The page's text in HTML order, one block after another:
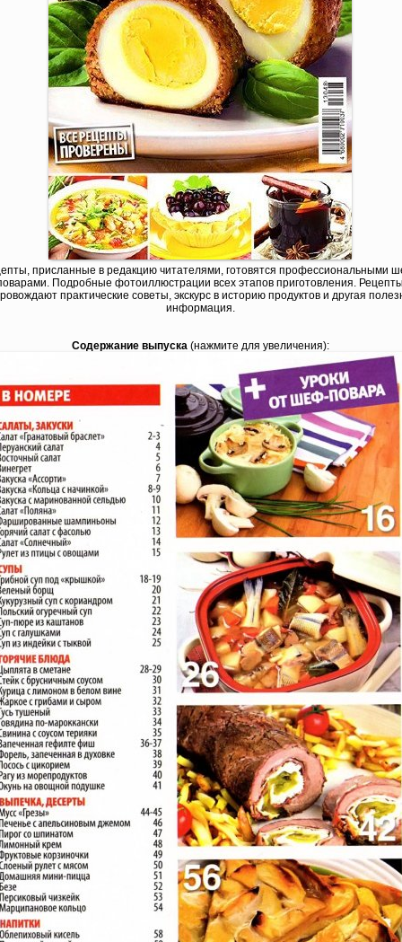
присланные в редакцию читателями, готовятся профессиональными
Подробные фотоиллюстрации всех этапов приготовления.
практические советы, экскурс в историю продуктов и другая
информация.
Содержание выпуска(нажмите для увеличения):